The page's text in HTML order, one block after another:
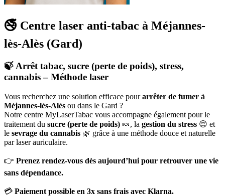
🚭 Centre laser anti-tabac à Méjannes-
lès-Alès (Gard)
🍃 Arrêt tabac, sucre (perte de poids), stress,
cannabis – Méthode laser
Vous recherchez une solution efficace pourarrêter de fumer à
Méjannes-lès-Alès ou dans le Gard ?
Notre centre MyLaserTabac vous accompagne également pour le
traitement du sucre (perte de poids) 🍬, la gestion du stress 😌 et
le sevrage du cannabis 🌿 grâce à une méthode douce et naturelle
par laser auriculaire.
👉 Prenez rendez-vous dès aujourd’hui pour retrouver une vie
sans dépendance.
💳 Paiement possible en 3x sans frais avec Klarna.